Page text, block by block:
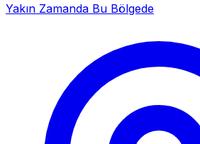
Yakın Zamanda Bu Bölgede